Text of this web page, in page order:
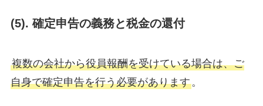
(5). 確定申告の義務と税金の還付
複数の会社から役員報酬を受けている場合は、ご
自身で確定申告を行う必要があります。